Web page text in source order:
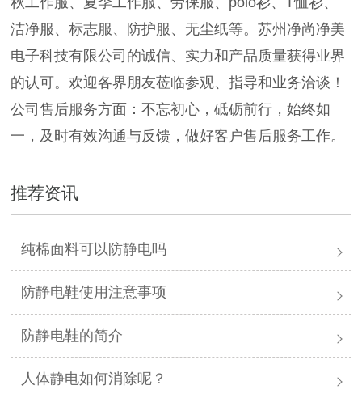
洁净服、标志服、防护服、无尘纸等。苏州净尚净美
电子科技有限公司的诚信、实力和产品质量获得业界
的认可。欢迎各界朋友莅临参观、指导和业务洽谈！
公司售后服务方面：不忘初心，砥砺前行，始终如
一，及时有效沟通与反馈，做好客户售后服务工作。
推荐资讯
纯棉面料可以防静电吗
防静电鞋使用注意事项
防静电鞋的简介
人体静电如何消除呢？